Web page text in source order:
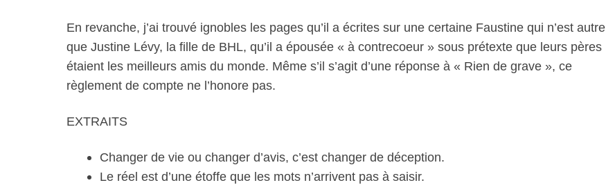
En revanche, j’ai trouvé ignobles les pages qu’il a écrites sur une certaine Faustine qui n’est autre
que Justine Lévy, la fille de BHL, qu’il a épousée « à contrecoeur » sous prétexte que leurs pères
étaient les meilleurs amis du monde. Même s’il s’agit d’une réponse à « Rien de grave », ce
règlement de compte ne l’honore pas.
EXTRAITS
Changer de vie ou changer d’avis, c’est changer de déception.
Le réel est d’une étoffe que les mots n’arrivent pas à saisir.